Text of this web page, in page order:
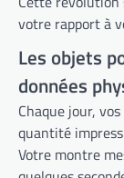
votre rapport à
Les objets
données
Chaque jour,
quantité
Votre montre